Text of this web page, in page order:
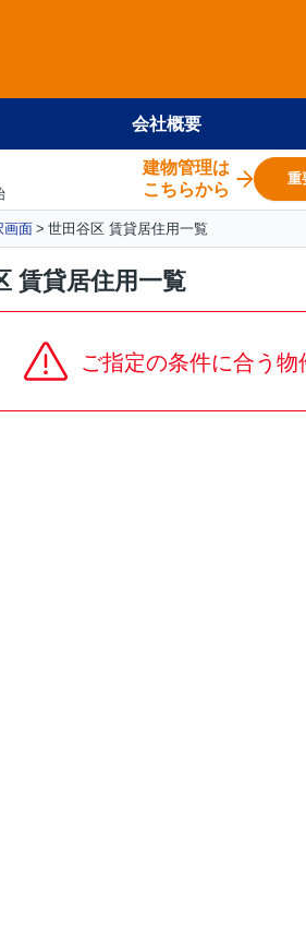
会社概要
建物管理は
こちらから
重
画面 世田谷区 賃貸居住用一覧
賃貸居住用一覧
ご指定の条件に合う物